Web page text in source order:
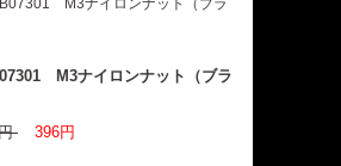
M3ナイロンナット（ブラ
396円